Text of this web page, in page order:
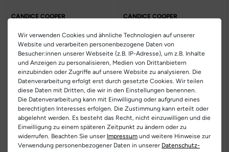
CANDICE COOPER
248.95 €
CANDICE COOPER
218.95 €
Wir verwenden Cookies und ähnliche Technologien auf unserer
Website und verarbeiten personenbezogene Daten von
Besucher:innen unserer Webseite (z.B. IP-Adresse), um z.B. Inhalte
und Anzeigen zu personalisieren, Medien von Drittanbietern
einzubinden oder Zugriffe auf unsere Website zu analysieren. Die
Datenverarbeitung erfolgt erst durch gesetzte Cookies. Wir teilen
diese Daten mit Dritten, die wir in den Einstellungen benennen.
Die Datenverarbeitung kann mit Einwilligung oder aufgrund eines
berechtigten Interesses erfolgen. Die Zustimmung kann erteilt oder
abgelehnt werden. Es besteht das Recht, nicht einzuwilligen und die
Einwilligung zu einem späteren Zeitpunkt zu ändern oder zu
widerrufen. Beachten Sie unser Impressum und weitere Hinweise zur
Verwendung personenbezogener Daten in unserer Daten­schutz­